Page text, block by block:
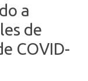
a
de
COVID-